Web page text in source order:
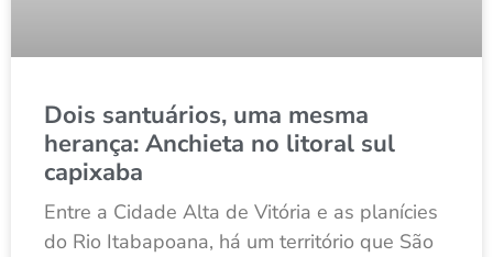
Dois santuários, uma mesma
herança: Anchieta no litoral sul
capixaba
Entre a Cidade Alta de Vitória e as planícies
do Rio Itabapoana, há um território que São